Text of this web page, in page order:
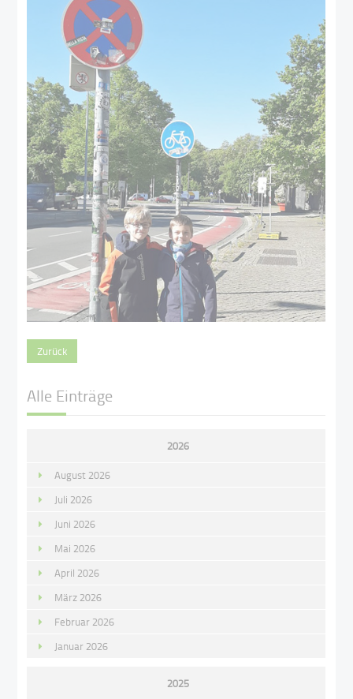
Zurück
Alle Einträge
2026
August 2026
Juli 2026
Juni 2026
Mai 2026
April 2026
März 2026
Februar 2026
Januar 2026
2025